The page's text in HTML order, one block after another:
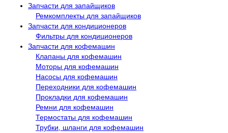
Запчасти для запайщиков
Ремкомплекты для запайщиков
Запчасти для кондиционеров
Фильтры для кондиционеров
Запчасти для кофемашин
Клапаны для кофемашин
Моторы для кофемашин
Насосы для кофемашин
Переходники для кофемашин
Прокладки для кофемашин
Ремни для кофемашин
Термостаты для кофемашин
Трубки, шланги для кофемашин